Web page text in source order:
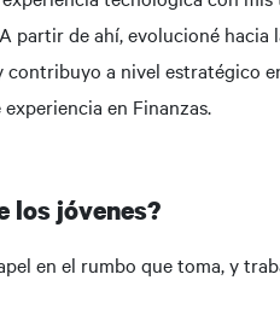
de ahí, evolucioné hacia
a nivel estratégico
en Finanzas.
los jóvenes?
en el rumbo que toma, y